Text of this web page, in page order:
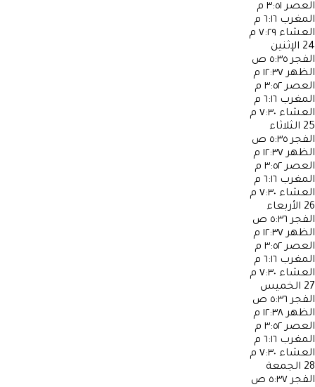
العصر ٣:٥١ م
المغرب ٦:١٦ م
العشاء ٧:٢٩ م
24 الإثنين
الفجر ٥:٣٥ ص
الظهر ١٢:٣٧ م
العصر ٣:٥٢ م
المغرب ٦:١٦ م
العشاء ٧:٣٠ م
25 الثلاثاء
الفجر ٥:٣٥ ص
الظهر ١٢:٣٧ م
العصر ٣:٥٢ م
المغرب ٦:١٦ م
العشاء ٧:٣٠ م
26 الأربعاء
الفجر ٥:٣٦ ص
الظهر ١٢:٣٧ م
العصر ٣:٥٢ م
المغرب ٦:١٦ م
العشاء ٧:٣٠ م
27 الخميس
الفجر ٥:٣٦ ص
الظهر ١٢:٣٨ م
العصر ٣:٥٢ م
المغرب ٦:١٦ م
العشاء ٧:٣٠ م
28 الجمعة
الفجر ٥:٣٧ ص